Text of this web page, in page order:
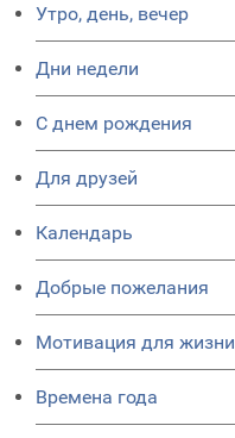
Утро, день, вечер
Дни недели
C днем рождения
Для друзей
Календарь
Добрые пожелания
Мотивация для жизни
Времена года